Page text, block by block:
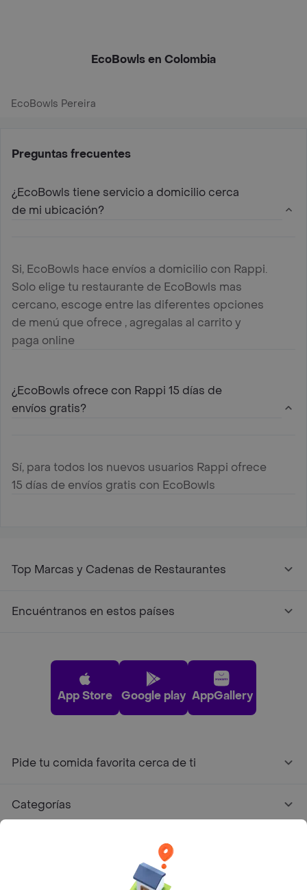
EcoBowls en Colombia
EcoBowls Pereira
Preguntas frecuentes
¿EcoBowls tiene servicio a domicilio cerca
de mi ubicación?
Si, EcoBowls hace envíos a domicilio con Rappi.
Solo elige tu restaurante de EcoBowls mas
cercano, escoge entre las diferentes opciones
de menú que ofrece , agregalas al carrito y
paga online
¿EcoBowls ofrece con Rappi 15 días de
envíos gratis?
Sí, para todos los nuevos usuarios Rappi ofrece
15 días de envíos gratis con EcoBowls
Top Marcas y Cadenas de Restaurantes
Encuéntranos en estos países
App Store Google play AppGallery
Pide tu comida favorita cerca de ti
Categorías